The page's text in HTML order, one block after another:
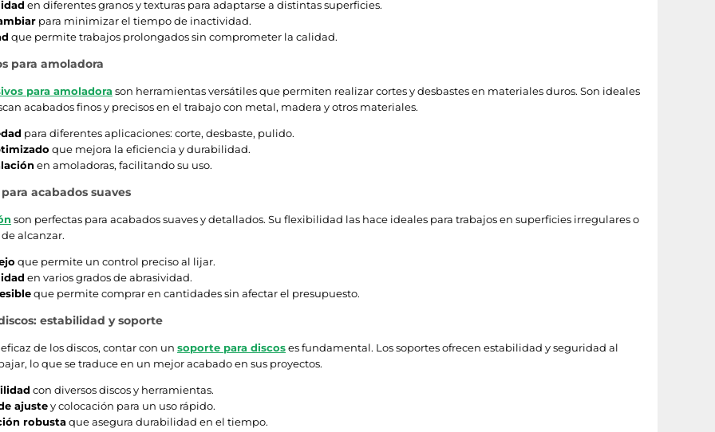
en diferentes granos y texturas para adaptarse a distintas superficies.
para minimizar el tiempo de inactividad.
que permite trabajos prolongados sin comprometer la calidad.
para amoladora
para amoladorason herramientas versátiles que permiten realizar cortes y desbastes en materiales duros. Son ideales
acabados finos y precisos en el trabajo con metal, madera y otros materiales.
para diferentes aplicaciones: corte, desbaste, pulido.
que mejora la eficiencia y durabilidad.
en amoladoras, facilitando su uso.
acabados suaves
son perfectas para acabados suaves y detallados. Su flexibilidad las hace ideales para trabajos en superficies irregulares o
alcanzar.
que permite un control preciso al lijar.
en varios grados de abrasividad.
que permite comprar en cantidades sin afectar el presupuesto.
estabilidad y soporte
de los discos, contar con un soporte para discoses fundamental. Los soportes ofrecen estabilidad y seguridad al
lo que se traduce en un mejor acabado en sus proyectos.
con diversos discos y herramientas.
ajustey colocación para un uso rápido.
robustaque asegura durabilidad en el tiempo.